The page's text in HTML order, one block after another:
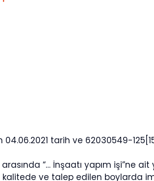
04.06.2021 tarih ve 62030549-
“… İnşaatı yapım işi”ne
ve talep edilen boylarda